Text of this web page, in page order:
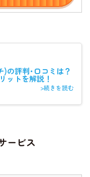
)の評判･口コミは？
ットを解説！
>続きを読む
ービス